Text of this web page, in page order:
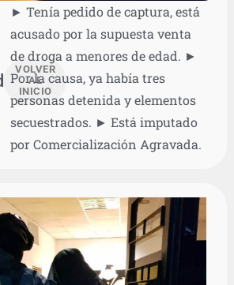
VOLVER
AL
INICIO
► Tenía pedido de captura, está
acusado por la supuesta venta
de droga a menores de edad. ►
Por la causa, ya había tres
personas detenida y elementos
secuestrados. ► Está imputado
por Comercialización Agravada.